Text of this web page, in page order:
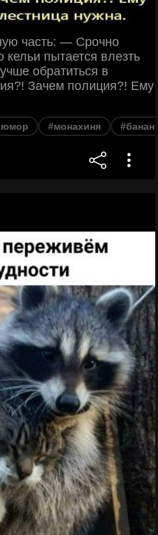
часть: — Срочно
пытается влезть
обратиться в
Зачем полиция?! Ему
юмор #монахиня #банан